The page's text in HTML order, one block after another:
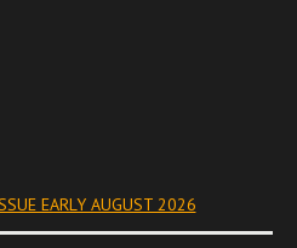
EARLY AUGUST 2026